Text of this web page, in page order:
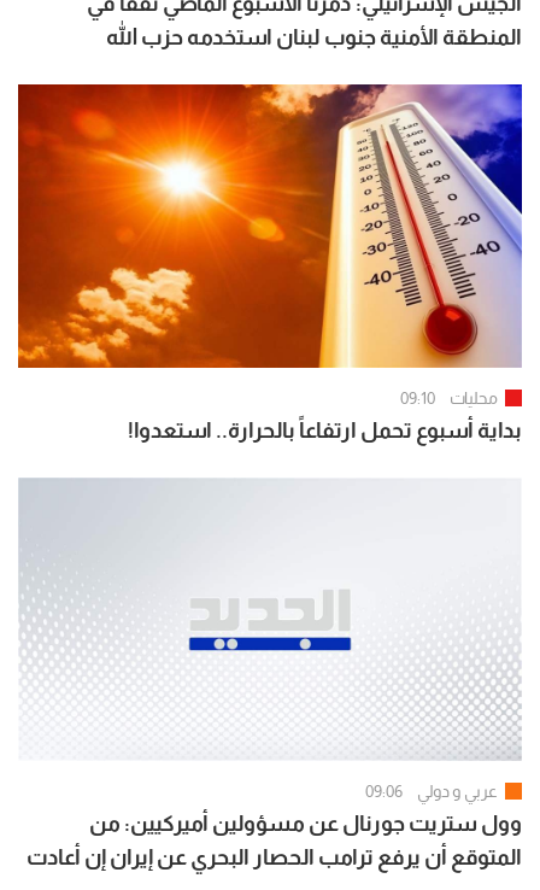
المنطقة الأمنية جنوب لبنان استخدمه حزب الله
محليات 09:10
بداية أسبوع تحمل ارتفاعاً بالحرارة.. استعدوا!
عربي و دولي 09:06
وول ستريت جورنال عن مسؤولين أميركيين: من
المتوقع أن يرفع ترامب الحصار البحري عن إيران إن أعادت